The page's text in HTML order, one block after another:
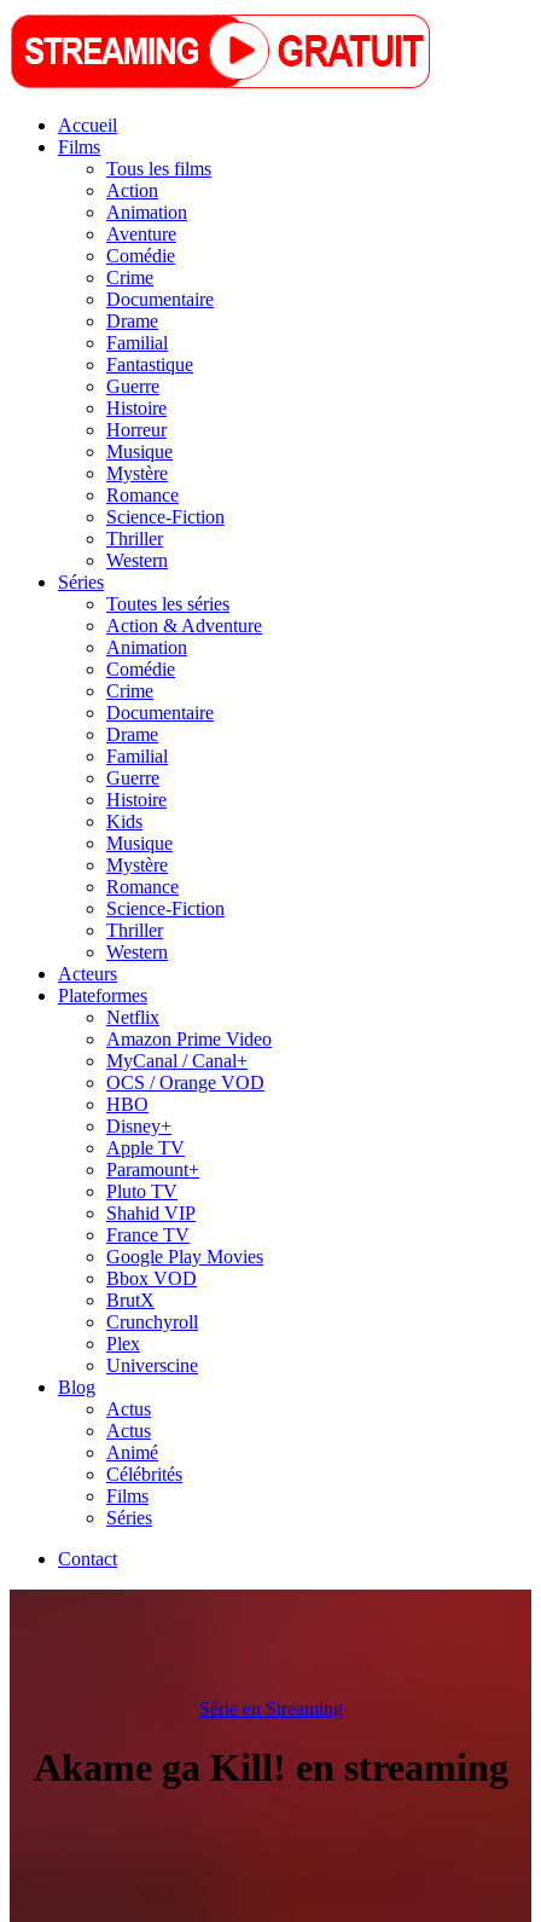
Accueil
Films
Tous les films
Action
Animation
Aventure
Comédie
Crime
Documentaire
Drame
Familial
Fantastique
Guerre
Histoire
Horreur
Musique
Mystère
Romance
Science-Fiction
Thriller
Western
Séries
Toutes les séries
Action & Adventure
Animation
Comédie
Crime
Documentaire
Drame
Familial
Guerre
Histoire
Kids
Musique
Mystère
Romance
Science-Fiction
Thriller
Western
Acteurs
Plateformes
Netflix
Amazon Prime Video
MyCanal / Canal+
OCS / Orange VOD
HBO
Disney+
Apple TV
Paramount+
Pluto TV
Shahid VIP
France TV
Google Play Movies
Bbox VOD
BrutX
Crunchyroll
Plex
Universcine
Blog
Actus
Actus
Animé
Célébrités
Films
Séries
Contact
Série en Streaming
Akame ga Kill! en streaming